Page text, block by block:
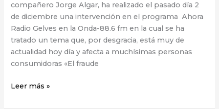
compañero Jorge Algar, ha realizado el pasado día 2
de diciembre una intervención en el programa Ahora
Radio Gelves en la Onda-88.6 fm en la cual se ha
tratado un tema que, por desgracia, está muy de
actualidad hoy día y afecta a muchísimas personas
consumidoras «El fraude
Leer más »